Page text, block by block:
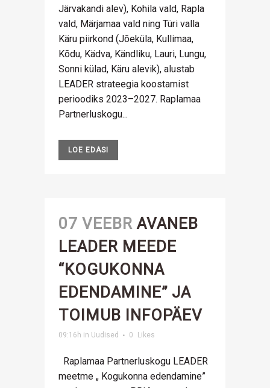
Järvakandi alev), Kohila vald, Rapla
vald, Märjamaa vald ning Türi valla
Käru piirkond (Jõeküla, Kullimaa,
Kõdu, Kädva, Kändliku, Lauri, Lungu,
Sonni külad, Käru alevik), alustab
LEADER strateegia koostamist
perioodiks 2023–2027. Raplamaa
Partnerluskogu...
LOE EDASI
07 VEEBR AVANEB
LEADER MEEDE
“KOGUKONNA
EDENDAMINE” JA
TOIMUB INFOPÄEV
09:16h in Uudised 0 Likes
Raplamaa Partnerluskogu LEADER
meetme „ Kogukonna edendamine”